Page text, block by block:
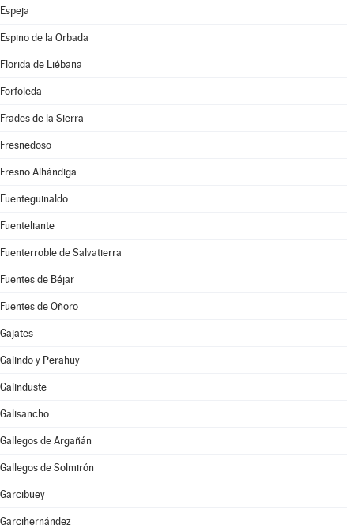
Espeja
Espino de la Orbada
Florida de Liébana
Forfoleda
Frades de la Sierra
Fresnedoso
Fresno Alhándiga
Fuenteguinaldo
Fuenteliante
Fuenterroble de Salvatierra
Fuentes de Béjar
Fuentes de Oñoro
Gajates
Galindo y Perahuy
Galinduste
Galisancho
Gallegos de Argañán
Gallegos de Solmirón
Garcibuey
Garcihernández